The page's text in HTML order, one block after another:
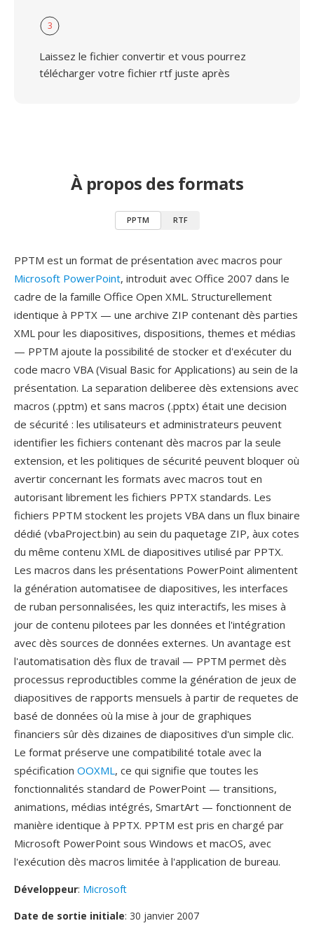
3
Laissez le fichier convertir et vous pourrez
télécharger votre fichier rtf juste après
À propos des formats
PPTM RTF
PPTM est un format de présentation avec macros pour
Microsoft PowerPoint, introduit avec Office 2007 dans le
cadre de la famille Office Open XML. Structurellement
identique à PPTX — une archive ZIP contenant dès parties
XML pour les diapositives, dispositions, themes et médias
— PPTM ajoute la possibilité de stocker et d'exécuter du
code macro VBA (Visual Basic for Applications) au sein de la
présentation. La separation deliberee dès extensions avec
macros (.pptm) et sans macros (.pptx) était une decision
de sécurité : les utilisateurs et administrateurs peuvent
identifier les fichiers contenant dès macros par la seule
extension, et les politiques de sécurité peuvent bloquer où
avertir concernant les formats avec macros tout en
autorisant librement les fichiers PPTX standards. Les
fichiers PPTM stockent les projets VBA dans un flux binaire
dédié (vbaProject.bin) au sein du paquetage ZIP, àux cotes
du même contenu XML de diapositives utilisé par PPTX.
Les macros dans les présentations PowerPoint alimentent
la génération automatisee de diapositives, les interfaces
de ruban personnalisées, les quiz interactifs, les mises à
jour de contenu pilotees par les données et l'intégration
avec dès sources de données externes. Un avantage est
l'automatisation dès flux de travail — PPTM permet dès
processus reproductibles comme la génération de jeux de
diapositives de rapports mensuels à partir de requetes de
basé de données où la mise à jour de graphiques
financiers sûr dès dizaines de diapositives d'un simple clic.
Le format préserve une compatibilité totale avec la
spécification OOXML, ce qui signifie que toutes les
fonctionnalités standard de PowerPoint — transitions,
animations, médias intégrés, SmartArt — fonctionnent de
manière identique à PPTX. PPTM est pris en chargé par
Microsoft PowerPoint sous Windows et macOS, avec
l'exécution dès macros limitée à l'application de bureau.
Développeur: Microsoft
Date de sortie initiale: 30 janvier 2007